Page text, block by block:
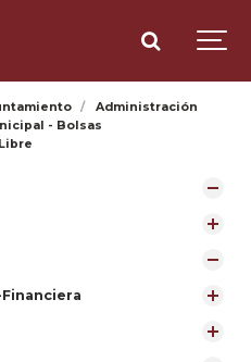
Administración
- Bolsas